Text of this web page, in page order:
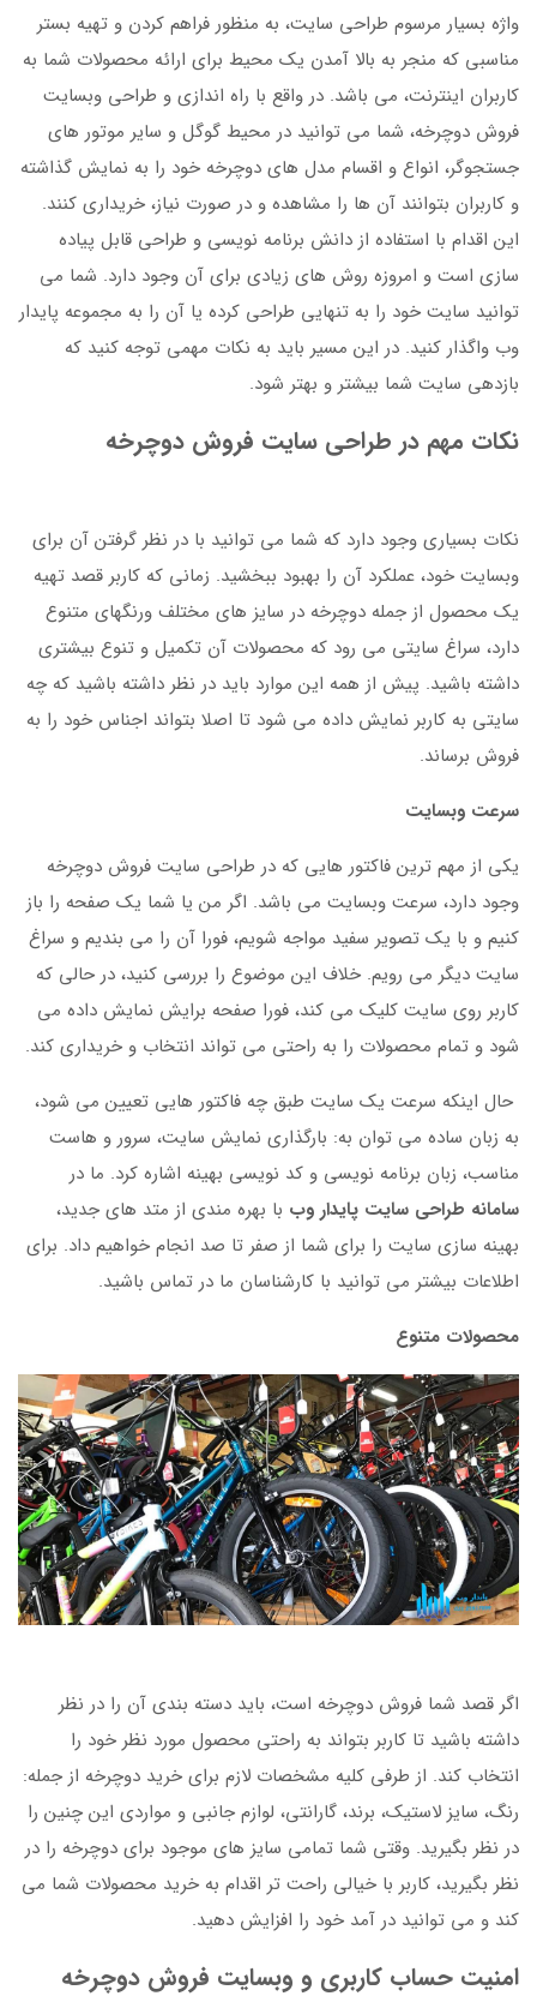
واژه بسیار مرسوم طراحی سایت، به منظور فراهم کردن و تهیه بستر
مناسبی که منجر به بالا آمدن یک محیط برای ارائه محصولات شما به
کاربران اینترنت، می باشد. در واقع با راه اندازی و طراحی وبسایت
فروش دوچرخه، شما می توانید در محیط گوگل و سایر موتور های
جستجوگر، انواع و اقسام مدل های دوچرخه خود را به نمایش گذاشته
و کاربران بتوانند آن ها را مشاهده و در صورت نیاز، خریداری کنند.
این اقدام با استفاده از دانش برنامه نویسی و طراحی قابل پیاده
سازی است و امروزه روش های زیادی برای آن وجود دارد. شما می
توانید سایت خود را به تنهایی طراحی کرده یا آن را به مجموعه پایدار
وب واگذار کنید. در این مسیر باید به نکات مهمی توجه کنید که
بازدهی سایت شما بیشتر و بهتر شود.
نکات مهم در طراحی سایت فروش دوچرخه
نکات بسیاری وجود دارد که شما می توانید با در نظر گرفتن آن برای
وبسایت خود، عملکرد آن را بهبود ببخشید. زمانی که کاربر قصد تهیه
یک محصول از جمله دوچرخه در سایز های مختلف ورنگهای متنوع
دارد، سراغ سایتی می رود که محصولات آن تکمیل و تنوع بیشتری
داشته باشید. پیش از همه این موارد باید در نظر داشته باشید که چه
سایتی به کاربر نمایش داده می شود تا اصلا بتواند اجناس خود را به
فروش برساند.
سرعت وبسایت
یکی از مهم ترین فاکتور هایی که در طراحی سایت فروش دوچرخه
وجود دارد، سرعت وبسایت می باشد. اگر من یا شما یک صفحه را باز
کنیم و با یک تصویر سفید مواجه شویم، فورا آن را می بندیم و سراغ
سایت دیگر می رویم. خلاف این موضوع را بررسی کنید، در حالی که
کاربر روی سایت کلیک می کند، فورا صفحه برایش نمایش داده می
شود و تمام محصولات را به راحتی می تواند انتخاب و خریداری کند.
حال اینکه سرعت یک سایت طبق چه فاکتور هایی تعیین می شود،
به زبان ساده می توان به: بارگذاری نمایش سایت، سرور و هاست
مناسب، زبان برنامه نویسی و کد نویسی بهینه اشاره کرد. ما در
سامانه طراحی سایت پایدار وب با بهره مندی از متد های جدید،
بهینه سازی سایت را برای شما از صفر تا صد انجام خواهیم داد. برای
اطلاعات بیشتر می توانید با کارشناسان ما در تماس باشید.
محصولات متنوع
اگر قصد شما فروش دوچرخه است، باید دسته بندی آن را در نظر
داشته باشید تا کاربر بتواند به راحتی محصول مورد نظر خود را
انتخاب کند. از طرفی کلیه مشخصات لازم برای خرید دوچرخه از جمله:
رنگ، سایز لاستیک، برند، گارانتی، لوازم جانبی و مواردی این چنین را
در نظر بگیرید. وقتی شما تمامی سایز های موجود برای دوچرخه را در
نظر بگیرید، کاربر با خیالی راحت تر اقدام به خرید محصولات شما می
کند و می توانید در آمد خود را افزایش دهید.
امنیت حساب کاربری و وبسایت فروش دوچرخه